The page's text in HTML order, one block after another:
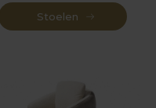
Stoelen